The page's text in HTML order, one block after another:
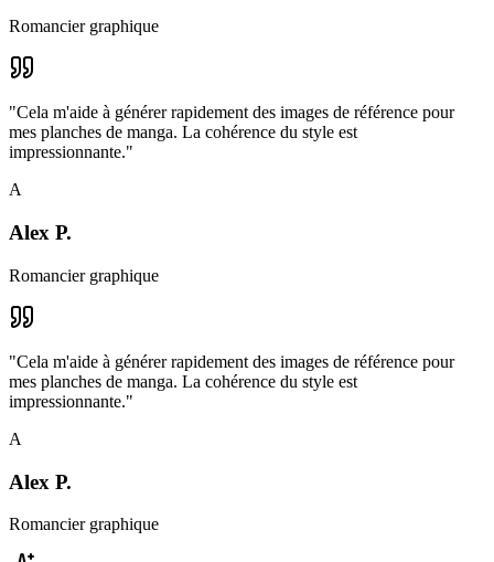
Romancier graphique
"Cela m'aide à générer rapidement des images de référence pour
mes planches de manga. La cohérence du style est
impressionnante."
A
Alex P.
Romancier graphique
"Cela m'aide à générer rapidement des images de référence pour
mes planches de manga. La cohérence du style est
impressionnante."
A
Alex P.
Romancier graphique